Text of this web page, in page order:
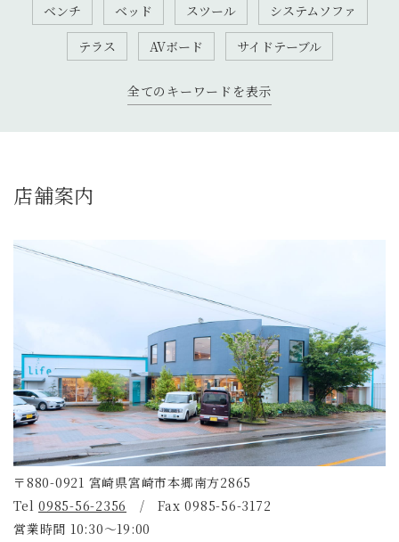
ベンチ
ベッド スツール
システムソファ
テラス
AVボード サイドテーブル
全てのキーワードを表示
店舗案内
〒880-0921 宮崎県宮崎市本郷南方2865
Tel 0985-56-2356 / Fax 0985-56-3172
営業時間 10:30～19:00